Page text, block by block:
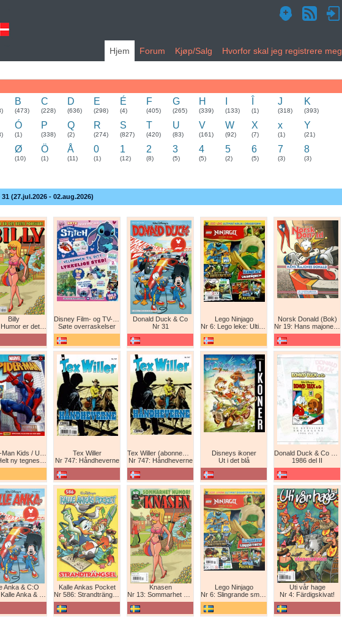
Hjem Forum Kjøp/Salg Hvorfor skal jeg registrere meg
B
(473)
C
(228)
D
(636)
E
(298)
É
(4)
F
(405)
G
(265)
H
(339) (133) (1)
J
(318)
K
(393)
Ó
(1)
P
(338)
Q
(2)
R
(274)
S
(827)
T
(420)
U
(83)
V
(161)
W
(92)
X
(7)
x
(1)
Y
(21)
Ø
(10)
Ö
(1)
Å
(11)
0
(1)
1
(12)
2
(8)
3
(5)
4
(5)
5
(2)
6
(5)
7
(3)
8
(3)
(27.jul.2026 - 02.aug.2026)
Billy
er det beste forsvar!
Søte overraskelser
Donald Duck & Co
Nr 31
Lego Ninjago
Nr 6: Lego leke: Ultimat Ninja i drageform
Norsk Donald (Bok)
Nr 19: Hans majones Donald
tegneserie! Maskinkrig!
Tex Willer
Nr 747: Håndheverne
Nr 747: Håndheverne
Disneys ikoner
Ut i det blå
1986 del II
Anka & C:O
Anka & C:O
Kalle Ankas Pocket
Nr 586: Strandträngsel
Knasen
Nr 13: Sommarhet humor!
Lego Ninjago
Nr 6: Slingrande smygattack!
Uti vår hage
Nr 4: Färdigskivat!